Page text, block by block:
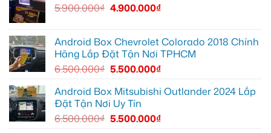
tiện
ích
nâng
Everest
tại
Thủ
Đức
cần
sáng
tốt
hơn
5.900.000₫ 4.900.000₫
Android Box Chevrolet Colorado 2018 Chính
Hãng Lắp Đặt Tận Nơi TPHCM
6.500.000₫ 5.500.000₫
Android Box Mitsubishi Outlander 2024 Lắp
Đặt Tận Nơi Uy Tín
6.500.000₫ 5.500.000₫